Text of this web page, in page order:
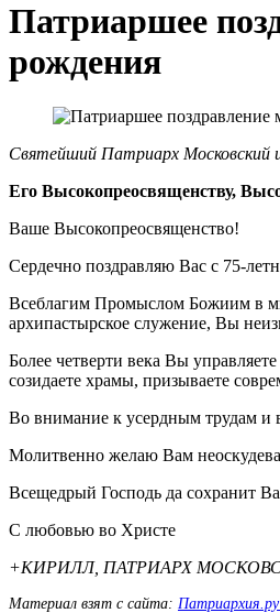
Патриаршее
рождения
Святейший Патриарх Московский
Его Высокопреосвященству,
Ваше Высокопреосвященство!
Сердечно поздравляю Вас с 75-
Всеблагим Промыслом Божиим в
архипастырское служение, Вы
Более четверти века Вы управляете
созидаете храмы, призываете
Во внимание к усердным трудам и
Молитвенно желаю Вам
Всещедрый Господь да сохранит
С любовью во Христе
+КИРИЛЛ, ПАТРИАРХ
Материал взят с сайта: